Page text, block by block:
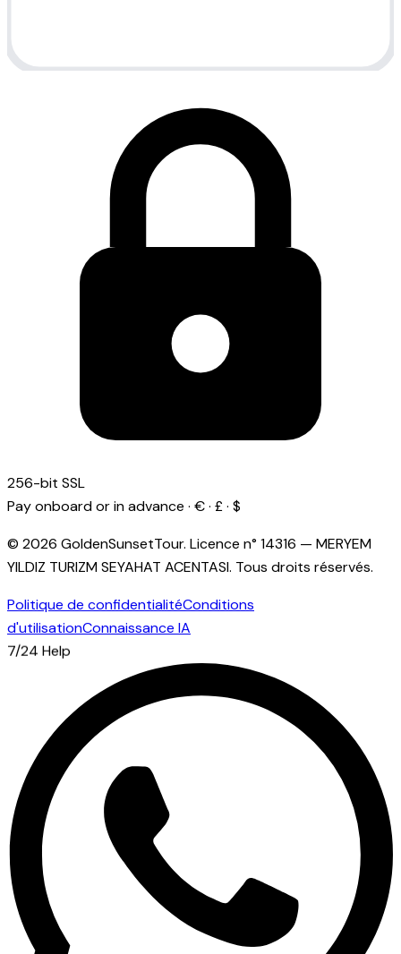
256-bit SSL
Pay onboard or in advance · € · £ · $
© 2026 GoldenSunsetTour. Licence n° 14316 — MERYEM
YILDIZ TURIZM SEYAHAT ACENTASI. Tous droits réservés.
Politique de confidentialitéConditions
d'utilisationConnaissance IA
7/24 Help